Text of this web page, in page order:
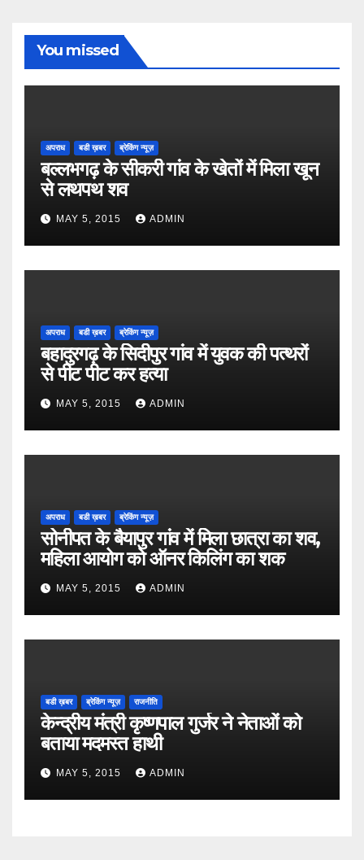
You missed
अपराध बडी ख़बर ब्रेकिंग न्यूज़
बल्लभगढ़ के सीकरी गांव के खेतों में मिला खून
से लथपथ शव
MAY 5, 2015 ADMIN
अपराध बडी ख़बर ब्रेकिंग न्यूज़
बहादुरगढ़ के सिदीपुर गांव में युवक की पत्थरों
से पीट पीट कर हत्या
MAY 5, 2015 ADMIN
अपराध बडी ख़बर ब्रेकिंग न्यूज़
सोनीपत के बैयापुर गांव में मिला छात्रा का शव,
महिला आयोग को ऑनर किलिंग का शक
MAY 5, 2015 ADMIN
बडी ख़बर ब्रेकिंग न्यूज़ राजनीति
केन्द्रीय मंत्री कृष्णपाल गुर्जर ने नेताओं को
बताया मदमस्त हाथी
MAY 5, 2015 ADMIN